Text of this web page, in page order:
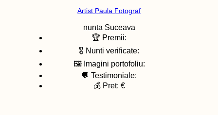
Artist Paula Fotograf
nunta Suceava
🏆 Premii:
🎖️ Nunti verificate:
🖼️ Imagini portofoliu:
💬 Testimoniale:
💰 Pret: €